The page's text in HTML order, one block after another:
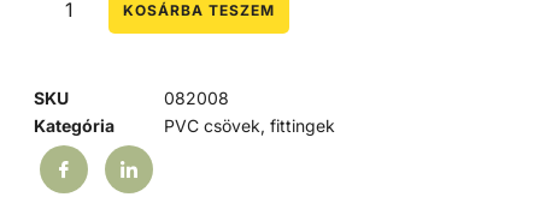
KOSÁRBA TESZEM
SKU
082008
Kategória
PVC csövek, fittingek